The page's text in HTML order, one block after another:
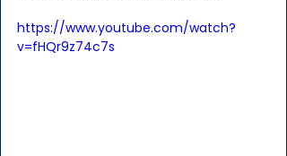
https://www.youtube.com/watch?
v=fHQr9z74c7s